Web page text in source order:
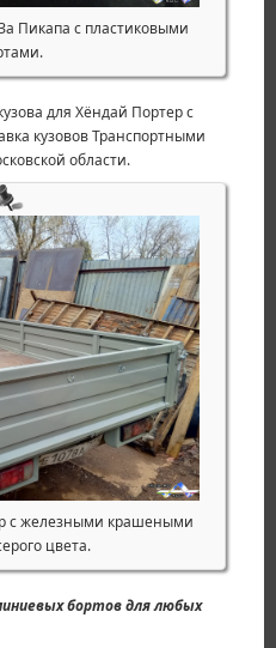
Пикапа с пластиковыми
для Хёндай Портер с
кузовов Транспортными
области.
с железными крашеными
цвета.
бортов для любых